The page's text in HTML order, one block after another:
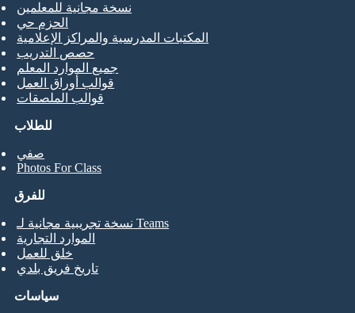
للطلاب
صفي
Photos For Class
نسخة مجانية للمعلمين
الحزم حي
المكتبات المدرسية والمراكز الإعلامية
حصص التدريب
جميع الموارد المعلم
قوالب أوراق العمل
قوالب الملصقات
للفرق
نسخة تجريبية مجانية لـ Teams
الموارد التجارية
خلق للعمل
تاريخ فريق بلدي
سياسات